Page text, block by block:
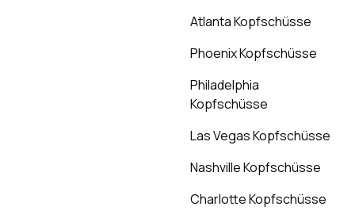
Atlanta Kopfschüsse
Phoenix Kopfschüsse
Philadelphia
Kopfschüsse
Las Vegas Kopfschüsse
Nashville Kopfschüsse
Charlotte Kopfschüsse